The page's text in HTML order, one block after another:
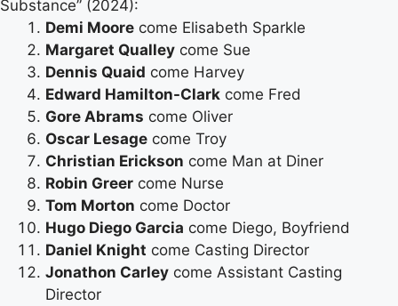
Substance” (2024):
Demi Moore come Elisabeth Sparkle
Margaret Qualley come Sue
Dennis Quaid come Harvey
Edward Hamilton-Clark come Fred
Gore Abrams come Oliver
Oscar Lesage come Troy
Christian Erickson come Man at Diner
Robin Greer come Nurse
Tom Morton come Doctor
Hugo Diego Garcia come Diego, Boyfriend
Daniel Knight come Casting Director
Jonathon Carley come Assistant Casting
Director